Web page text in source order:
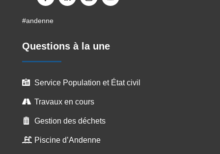
#andenne
Questions à la une
 Service Population et État civil
 Travaux en cours
 Gestion des déchets
 Piscine d’Andenne